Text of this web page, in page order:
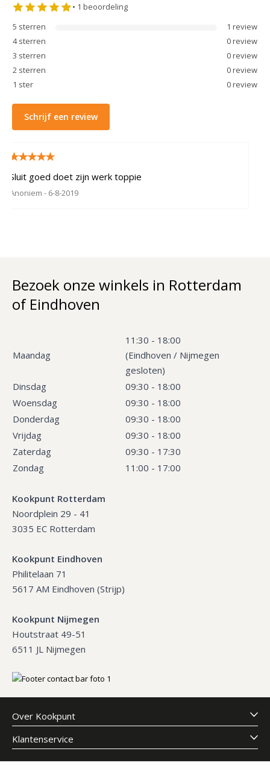
• 1 beoordeling
5 sterren 1 review
4 sterren 0review
3 sterren 0review
2 sterren 0review
1 ster 0review
Schrijf een review
Sluit goed doet zijn werk toppie
Anoniem - 6-8-2019
Bezoek onze winkels in Rotterdam
of Eindhoven
Maandag
11:30 - 18:00
(Eindhoven / Nijmegen
gesloten)
Dinsdag
09:30 - 18:00
Woensdag
09:30 - 18:00
Donderdag
09:30 - 18:00
Vrijdag
09:30 - 18:00
Zaterdag
09:30 - 17:30
Zondag
11:00 - 17:00
Kookpunt Rotterdam
Noordplein 29 - 41
3035 EC Rotterdam
Kookpunt Eindhoven
Philitelaan 71
5617 AM Eindhoven (Strijp)
Kookpunt Nijmegen
Houtstraat 49-51
6511 JL Nijmegen
Over Kookpunt
Klantenservice